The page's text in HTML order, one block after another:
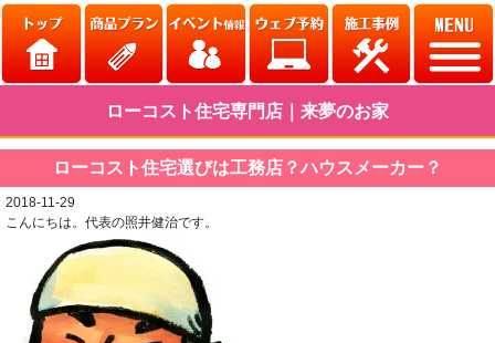
ローコスト住宅専門店｜来夢のお家
ローコスト住宅選びは工務店？ハウスメーカー？
2018-11-29
こんにちは。代表の照井健治です。